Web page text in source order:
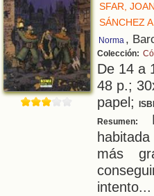
SFAR,
SÁNCHEZ
Norma ,
Colección:
De 14 a
48 p.;
papel;
Resumen:
más
intento...